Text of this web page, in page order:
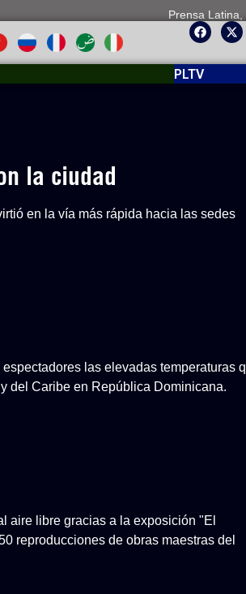
Prensa Latina,
PLTV
la ciudad
en la vía más rápida hacia las sedes
las elevadas temperaturas
del Caribe en República Dominicana.
aire libre gracias a la exposición "El
reproducciones de obras maestras del